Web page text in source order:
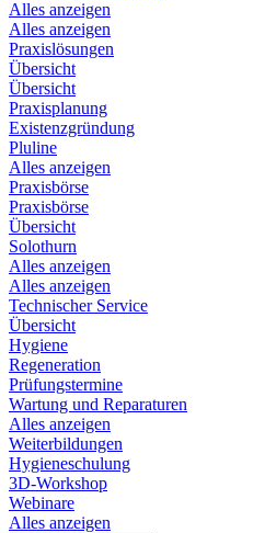
Alles anzeigen
Alles anzeigen
Praxislösungen
Übersicht
Übersicht
Praxisplanung
Existenzgründung
Pluline
Alles anzeigen
Praxisbörse
Praxisbörse
Übersicht
Solothurn
Alles anzeigen
Alles anzeigen
Technischer Service
Übersicht
Hygiene
Regeneration
Prüfungstermine
Wartung und Reparaturen
Alles anzeigen
Weiterbildungen
Hygieneschulung
3D-Workshop
Webinare
Alles anzeigen